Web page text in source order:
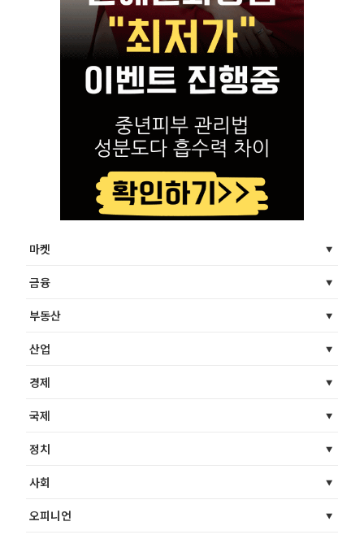
마켓
금융
부동산
산업
경제
국제
정치
사회
오피니언